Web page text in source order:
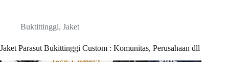
Buktittinggi, Jaket
Jaket Parasut Bukittinggi Custom : Komunitas, Perusahaan dll